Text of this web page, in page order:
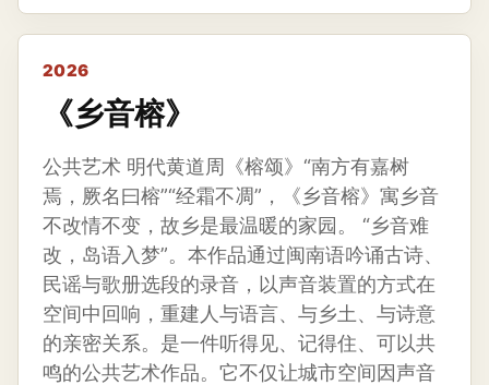
2026
《乡音榕》
公共艺术 明代黄道周《榕颂》“南方有嘉树
焉，厥名曰榕”“经霜不凋”，《乡音榕》寓乡音
不改情不变，故乡是最温暖的家园。 “乡音难
改，岛语入梦”。本作品通过闽南语吟诵古诗、
民谣与歌册选段的录音，以声音装置的方式在
空间中回响，重建人与语言、与乡土、与诗意
的亲密关系。是一件听得见、记得住、可以共
鸣的公共艺术作品。它不仅让城市空间因声音